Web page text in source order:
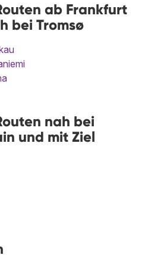
ab Frankfurt
bei Tromsø
nah bei
und mit Ziel